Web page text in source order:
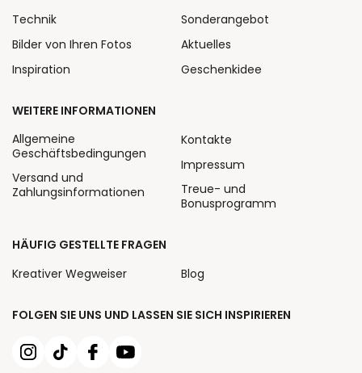
FOLGEN SIE UNS UND LASSEN SIE SICH INSPIRIEREN
Technik
Bilder von Ihren Fotos
Inspiration
Sonderangebot
Aktuelles
Geschenkidee
WEITERE INFORMATIONEN
Allgemeine
Geschäftsbedingungen
Versand und
Zahlungsinformationen
Kontakte
Impressum
Treue- und
Bonusprogramm
HÄUFIG GESTELLTE FRAGEN
Kreativer Wegweiser
Blog